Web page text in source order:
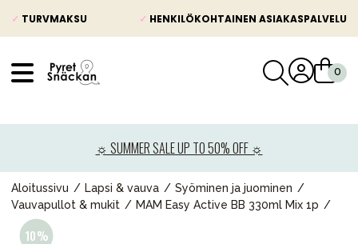
✓ TURVMAKSU ✓ HENKILÖKOHTAINEN ASIAKASPALVELU
☼ SUMMER SALE UP TO 50% OFF ☼
Aloitussivu Lapsi & vauva
Syöminen ja juominen
Vauvapullot & mukit
MAM Easy Active BB 330ml Mix 1p
Lastenvaunut
Lasten turvaistuimet